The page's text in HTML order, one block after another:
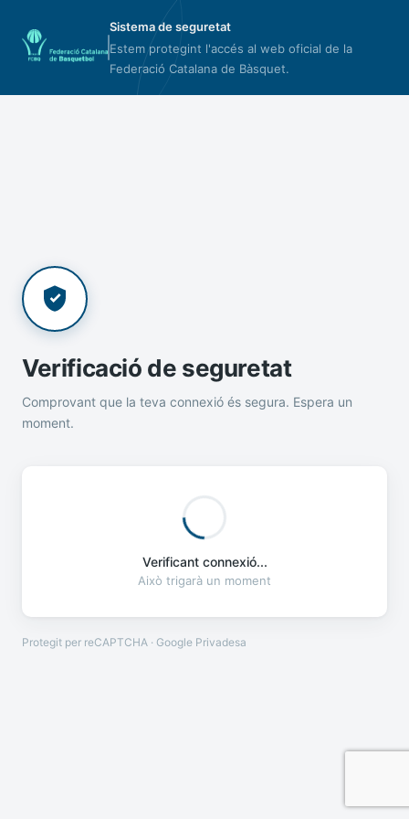
Sistema de seguretat
Estem protegint l'accés al web oficial de la
Federació Catalana de Bàsquet.
Verificació de seguretat
Comprovant que la teva connexió és segura. Espera un
moment.
Verificant connexió...
Això trigarà un moment
Protegit per reCAPTCHA · Google Privadesa